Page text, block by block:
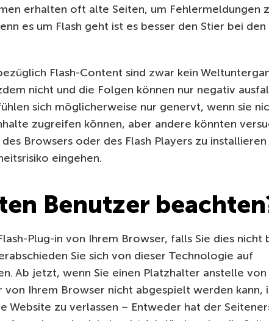
erhalten oft alte Seiten, um Fehlermeldungen
es um Flash geht ist es besser den Stier bei den
Flash-Content sind zwar kein
nicht und die Folgen können nur negativ
sich möglicherweise nur genervt, wenn sie
zugreifen können, aber andere könnten
Browsers oder des Flash Players zu installieren
eingehen.
Benutzer
Plug-in von Ihrem Browser, falls Sie dies nicht
Sie sich von dieser Technologie auf
Ab jetzt, wenn Sie einen Platzhalter anstelle von
von Ihrem Browser nicht abgespielt werden kann,
Website zu verlassen – Entweder hat der